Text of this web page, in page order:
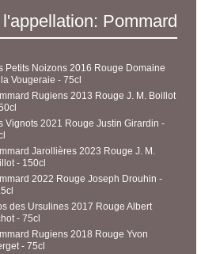
Pommard
Petits Noizons 2016 Rouge Domaine
Vougeraie - 75cl
Rugiens 2013 Rouge J. M. Boillot
Vignots 2021 Rouge Justin Girardin -
Jarollières 2023 Rouge J. M.
- 150cl
2022 Rouge Joseph Drouhin -
des Ursulines 2017 Rouge Albert
- 75cl
Rugiens 2018 Rouge Yvon
- 75cl